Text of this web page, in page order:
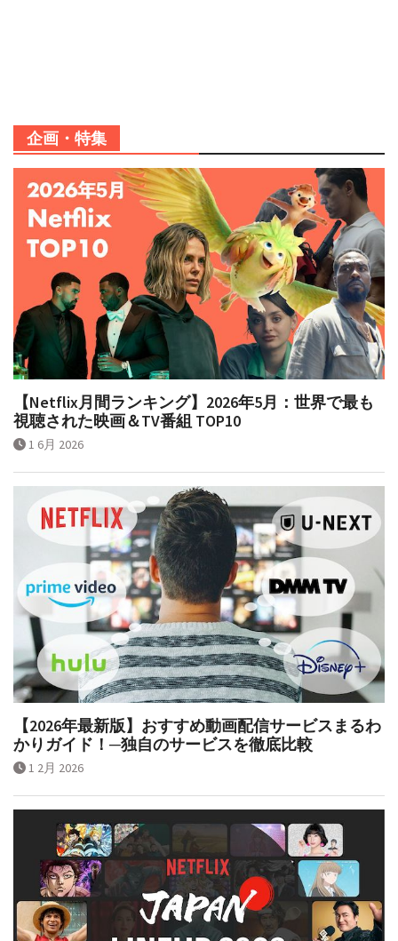
企画・特集
【Netflix月間ランキング】2026年5月：世界で最も
視聴された映画＆TV番組 TOP10
1 6月 2026
【2026年最新版】おすすめ動画配信サービスまるわ
かりガイド！─独自のサービスを徹底比較
1 2月 2026